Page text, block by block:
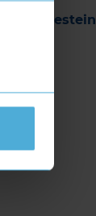
Vredestein